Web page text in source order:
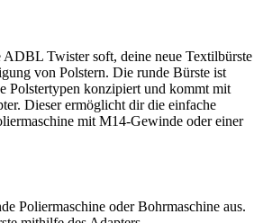
ADBL Twister soft, deine neue Textilbürste
von Polstern. Die runde Bürste ist
Polstertypen konzipiert und kommt mit
Dieser ermöglicht dir die einfache
mit M14-Gewinde oder einer
Poliermaschine oder Bohrmaschine aus.